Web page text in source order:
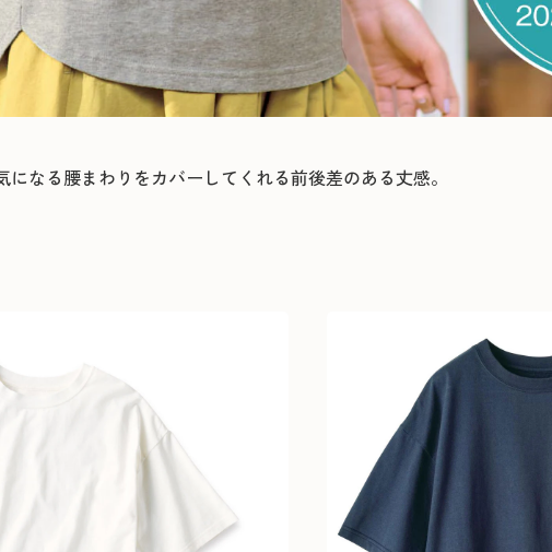
なる腰まわりをカバーしてくれる前後差のある丈感。